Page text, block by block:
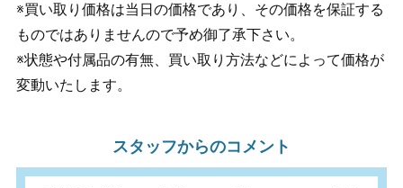
※買い取り価格は当日の価格であり、その価格を保証する
ものではありませんので予め御了承下さい。
※状態や付属品の有無、買い取り方法などによって価格が
変動いたします。
スタッフからのコメント